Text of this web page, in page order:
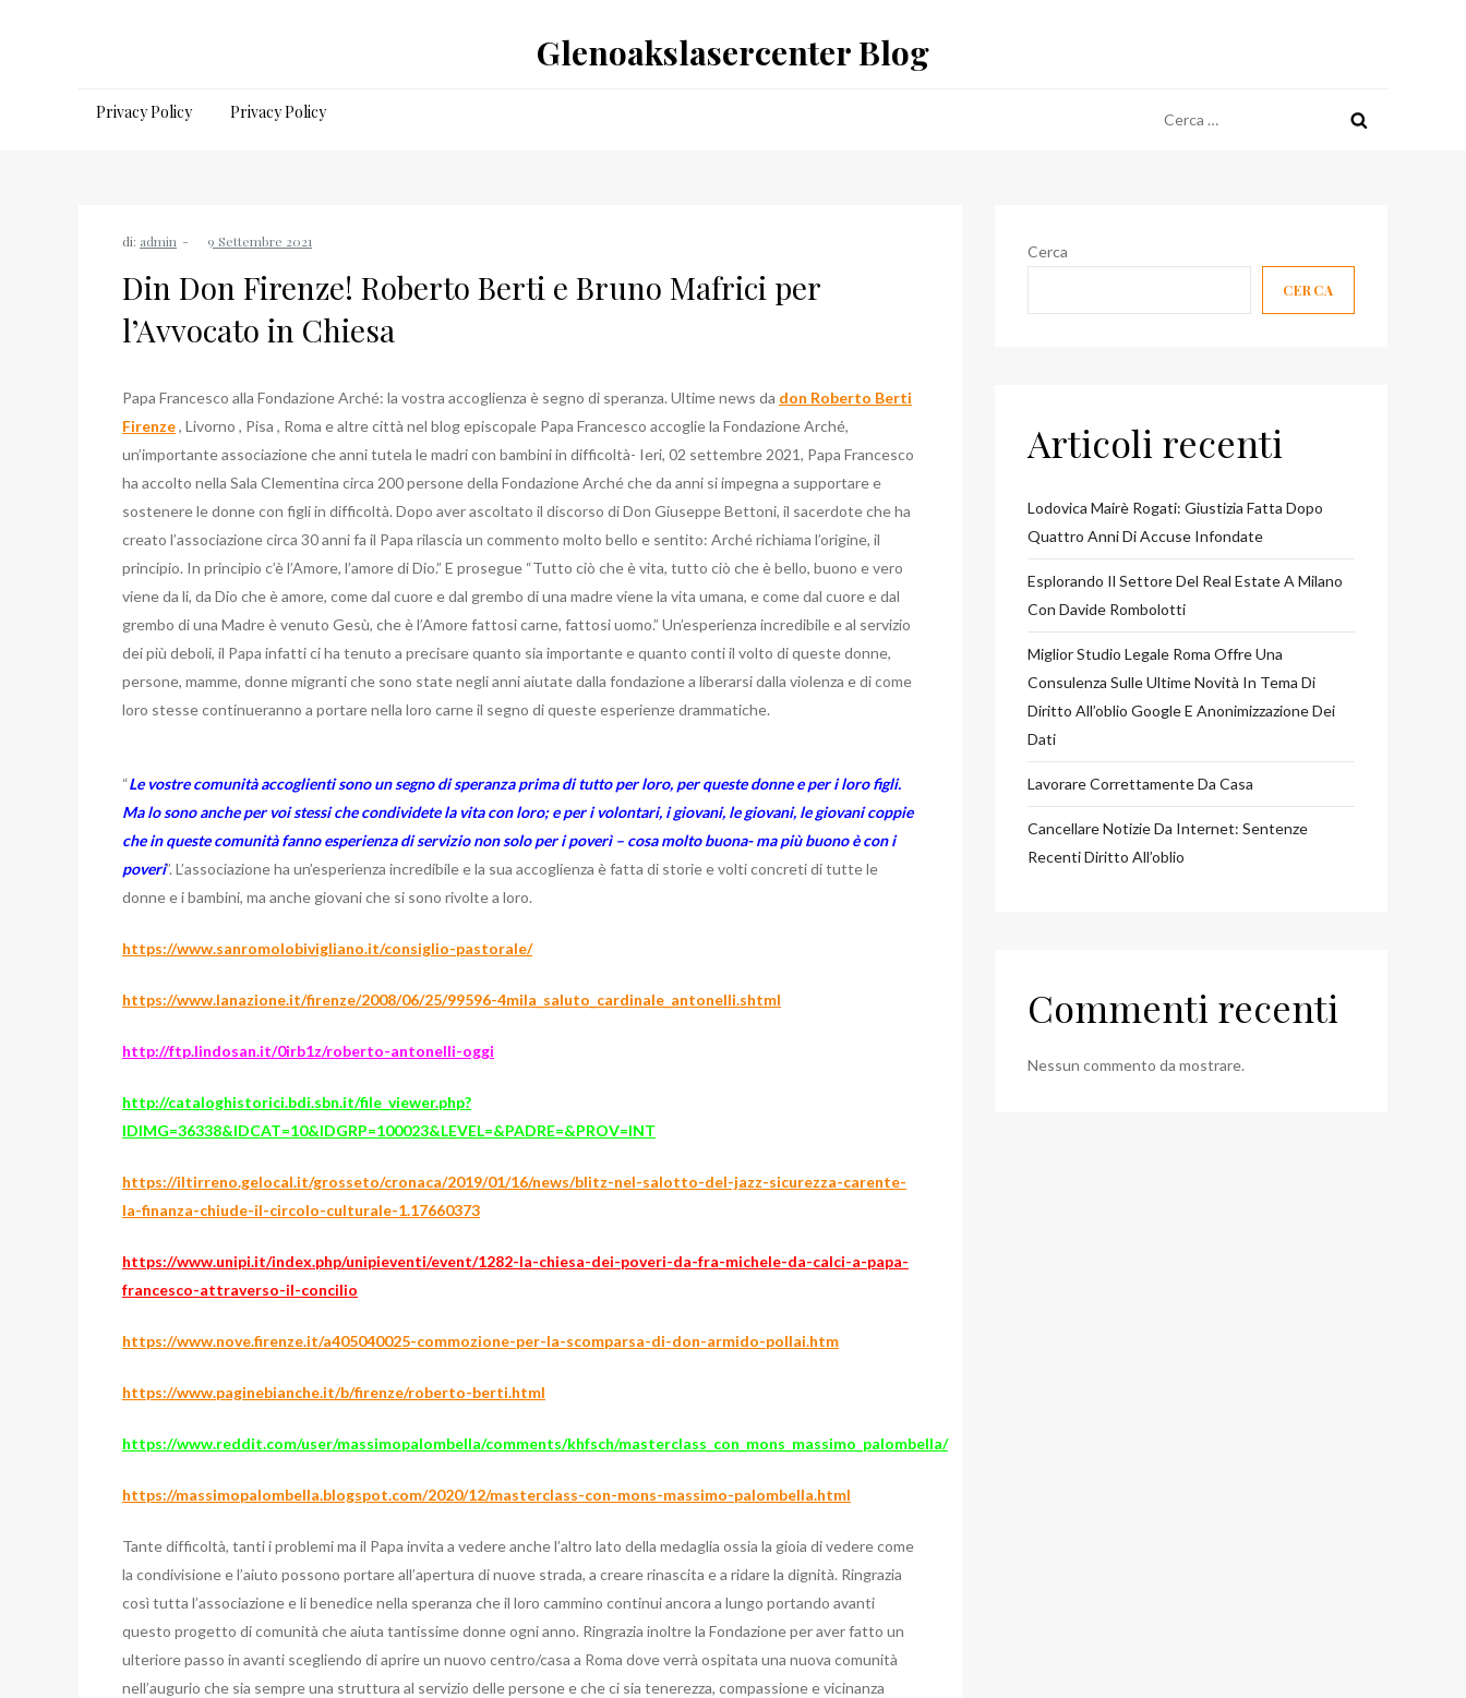
Glenoakslasercenter Blog
Privacy Policy Privacy Policy
per:
di: admin
Din Don Firenze! Roberto Berti e Bruno Mafrici per
l’Avvocato in Chiesa
Papa Francesco alla Fondazione Arché: la vostra accoglienza è segno di speranza. Ultime news da don Roberto Berti
Firenze, Livorno , Pisa , Roma e altre città nel blog episcopale Papa Francesco accoglie la Fondazione Arché,
un’importante associazione che anni tutela le madri con bambini in difficoltà- Ieri, 02 settembre 2021, Papa Francesco
ha accolto nella Sala Clementina circa 200 persone della Fondazione Arché che da anni si impegna a supportare e
sostenere le donne con figli in difficoltà. Dopo aver ascoltato il discorso di Don Giuseppe Bettoni, il sacerdote che ha
creato l’associazione circa 30 anni fa il Papa rilascia un commento molto bello e sentito: Arché richiama l’origine, il
principio. In principio c’è l’Amore, l’amore di Dio.” E prosegue “Tutto ciò che è vita, tutto ciò che è bello, buono e vero
viene da li, da Dio che è amore, come dal cuore e dal grembo di una madre viene la vita umana, e come dal cuore e dal
grembo di una Madre è venuto Gesù, che è l’Amore fattosi carne, fattosi uomo.” Un’esperienza incredibile e al servizio
dei più deboli, il Papa infatti ci ha tenuto a precisare quanto sia importante e quanto conti il volto di queste donne,
persone, mamme, donne migranti che sono state negli anni aiutate dalla fondazione a liberarsi dalla violenza e di come
loro stesse continueranno a portare nella loro carne il segno di queste esperienze drammatiche.
“Le vostre comunità accoglienti sono un segno di speranza prima di tutto per loro, per queste donne e per i loro figli.
Ma lo sono anche per voi stessi che condividete la vita con loro; e per i volontari, i giovani, le giovani, le giovani coppie
che in queste comunità fanno esperienza di servizio non solo per i poverì – cosa molto buona- ma più buono è con i
poveri”. L’associazione ha un’esperienza incredibile e la sua accoglienza è fatta di storie e volti concreti di tutte le
donne e i bambini, ma anche giovani che si sono rivolte a loro.
https://www.sanromolobivigliano.it/consiglio-pastorale/
https://www.lanazione.it/firenze/2008/06/25/99596-4mila_saluto_cardinale_antonelli.shtml
http://ftp.lindosan.it/0irb1z/roberto-antonelli-oggi
http://cataloghistorici.bdi.sbn.it/file_viewer.php?
IDIMG=36338&IDCAT=10&IDGRP=100023&LEVEL=&PADRE=&PROV=INT
https://iltirreno.gelocal.it/grosseto/cronaca/2019/01/16/news/blitz-nel-salotto-del-jazz-sicurezza-carente-
la-finanza-chiude-il-circolo-culturale-1.17660373
https://www.unipi.it/index.php/unipieventi/event/1282-la-chiesa-dei-poveri-da-fra-michele-da-calci-a-papa-
francesco-attraverso-il-concilio
https://www.nove.firenze.it/a405040025-commozione-per-la-scomparsa-di-don-armido-pollai.htm
https://www.paginebianche.it/b/firenze/roberto-berti.html
https://www.reddit.com/user/massimopalombella/comments/khfsch/masterclass_con_mons_massimo_palombella/
https://massimopalombella.blogspot.com/2020/12/masterclass-con-mons-massimo-palombella.html
Tante difficoltà, tanti i problemi ma il Papa invita a vedere anche l’altro lato della medaglia ossia la gioia di vedere come
la condivisione e l’aiuto possono portare all’apertura di nuove strada, a creare rinascita e a ridare la dignità. Ringrazia
così tutta l’associazione e li benedice nella speranza che il loro cammino continui ancora a lungo portando avanti
questo progetto di comunità che aiuta tantissime donne ogni anno. Ringrazia inoltre la Fondazione per aver fatto un
ulteriore passo in avanti scegliendo di aprire un nuovo centro/casa a Roma dove verrà ospitata una nuova comunità
nell’augurio che sia sempre una struttura al servizio delle persone e che ci sia tenerezza, compassione e vicinanza
Cerca
CERCA
Articoli recenti
Lodovica Mairè Rogati: Giustizia Fatta Dopo
Quattro Anni Di Accuse Infondate
Esplorando Il Settore Del Real Estate A Milano
Con Davide Rombolotti
Miglior Studio Legale Roma Offre Una
Consulenza Sulle Ultime Novità In Tema Di
Diritto All’oblio Google E Anonimizzazione Dei
Dati
Lavorare Correttamente Da Casa
Cancellare Notizie Da Internet: Sentenze
Recenti Diritto All’oblio
Commenti recenti
Nessun commento da mostrare.